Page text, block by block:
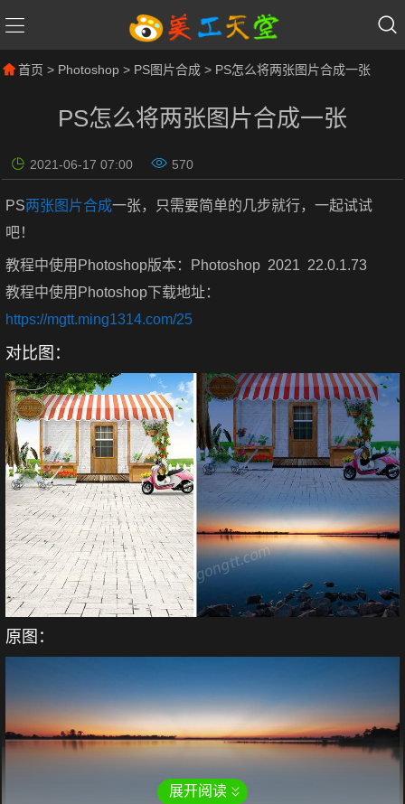
首页 > Photoshop > PS图片合成 > PS怎么将两张图片合成一张
PS怎么将两张图片合成一张
2021-06-17 07:00 570
PS两张图片合成一张，只需要简单的几步就行，一起试试
吧！
教程中使用Photoshop版本：Photoshop 2021 22.0.1.73
教程中使用Photoshop下载地址：
https://mgtt.ming1314.com/25
对比图：
原图：
展开阅读